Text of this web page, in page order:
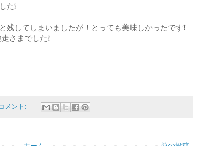
た❕
残してしまいましたが！とっても美味しかったです❗
さまでした❕
メント: